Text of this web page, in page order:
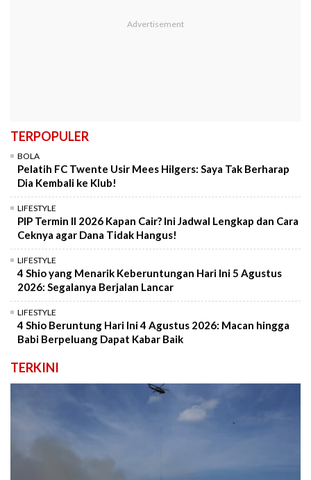
TERPOPULER
BOLA
Pelatih FC Twente Usir Mees Hilgers: Saya Tak Berharap
Dia Kembali ke Klub!
LIFESTYLE
PIP Termin II 2026 Kapan Cair? Ini Jadwal Lengkap dan Cara
Ceknya agar Dana Tidak Hangus!
LIFESTYLE
4 Shio yang Menarik Keberuntungan Hari Ini 5 Agustus
2026: Segalanya Berjalan Lancar
LIFESTYLE
4 Shio Beruntung Hari Ini 4 Agustus 2026: Macan hingga
Babi Berpeluang Dapat Kabar Baik
TERKINI